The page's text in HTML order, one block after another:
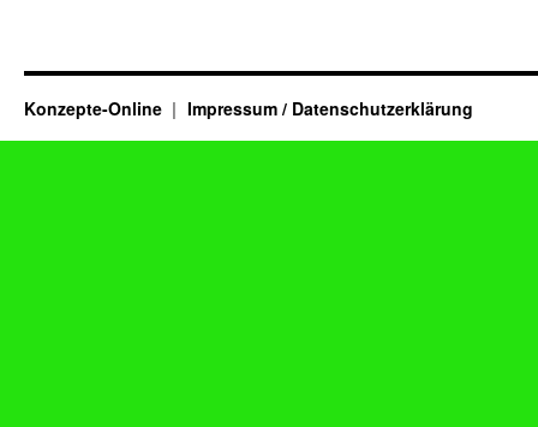
Konzepte-Online Impressum / Datenschutzerklärung